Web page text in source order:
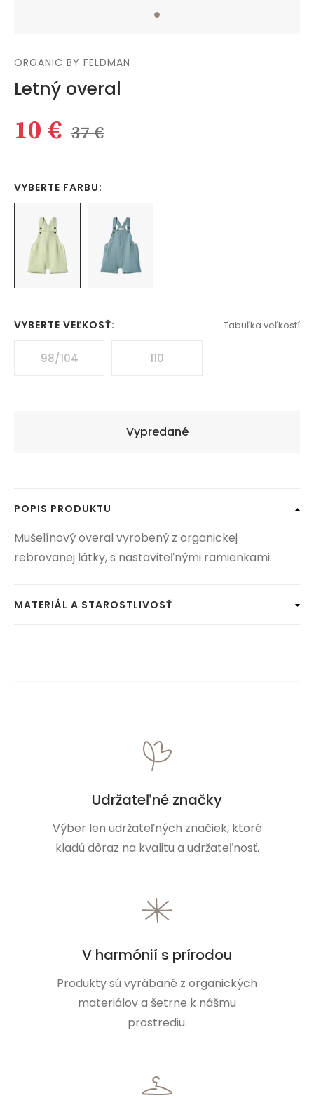
ORGANIC BY FELDMAN
Letný overal
10 € 37 €
VYBERTE FARBU:
VYBERTE VEĽKOSŤ: Tabuľka veľkostí
98/104 110
Vypredané
POPIS PRODUKTU
Mušelínový overal vyrobený z organickej
rebrovanej látky, s nastaviteľnými ramienkami.
MATERIÁL A STAROSTLIVOSŤ
Udržateľné značky
Výber len udržateľných značiek, ktoré
kladú dôraz na kvalitu a udržateľnosť.
V harmónií s prírodou
Produkty sú vyrábané z organických
materiálov a šetrne k nášmu
prostrediu.